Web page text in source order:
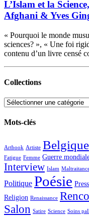
L’Islam et la
Afghani & Yves
« Pourquoi le monde
sciences? », « Une foi
contenu d’un livre censé
Collections
Collections
Mots-clés
Artbook Artiste Belgique
Fatigue Femme Guerre
Interview Islam
Politique Poésie
Religion Renaissance
Salon Satire Science Soins